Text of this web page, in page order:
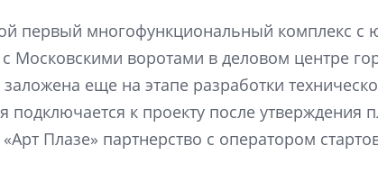
первый многофункциональный комплекс с
Московскими воротами в деловом центре
еще на этапе разработки
к проекту после утверждения
Плазе» партнерство с оператором